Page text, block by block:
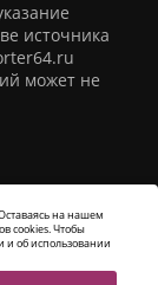
источника
может не
-
на нашем
cookies. Чтобы
об использовании